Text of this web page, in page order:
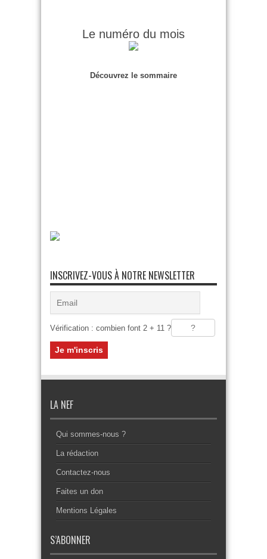
Le numéro du mois
Découvrez le sommaire
INSCRIVEZ-VOUS À NOTRE NEWSLETTER
Vérification : combien font 2 + 11 ?
LA NEF
Qui sommes-nous ?
La rédaction
Contactez-nous
Faites un don
Mentions Légales
S’ABONNER